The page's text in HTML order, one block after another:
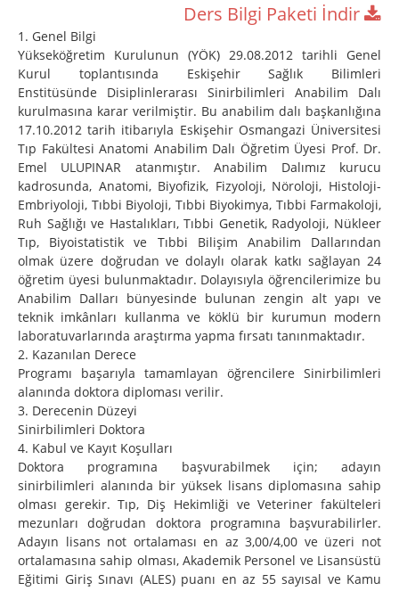
Ders Bilgi Paketi İndir
1. Genel Bilgi
Yükseköğretim Kurulunun (YÖK) 29.08.2012 tarihli Genel
Kurul toplantısında Eskişehir Sağlık Bilimleri
Enstitüsünde Disiplinlerarası Sinirbilimleri Anabilim Dalı
kurulmasına karar verilmiştir. Bu anabilim dalı başkanlığına
17.10.2012 tarih itibarıyla Eskişehir Osmangazi Üniversitesi
Tıp Fakültesi Anatomi Anabilim Dalı Öğretim Üyesi Prof. Dr.
Emel ULUPINAR atanmıştır. Anabilim Dalımız kurucu
kadrosunda, Anatomi, Biyofizik, Fizyoloji, Nöroloji, Histoloji-
Embriyoloji, Tıbbi Biyoloji, Tıbbi Biyokimya, Tıbbi Farmakoloji,
Ruh Sağlığı ve Hastalıkları, Tıbbi Genetik, Radyoloji, Nükleer
Tıp, Biyoistatistik ve Tıbbi Bilişim Anabilim Dallarından
olmak üzere doğrudan ve dolaylı olarak katkı sağlayan 24
öğretim üyesi bulunmaktadır. Dolayısıyla öğrencilerimize bu
Anabilim Dalları bünyesinde bulunan zengin alt yapı ve
teknik imkânları kullanma ve köklü bir kurumun modern
laboratuvarlarında araştırma yapma fırsatı tanınmaktadır.
2. Kazanılan Derece
Programı başarıyla tamamlayan öğrencilere Sinirbilimleri
alanında doktora diploması verilir.
3. Derecenin Düzeyi
Sinirbilimleri Doktora
4. Kabul ve Kayıt Koşulları
Doktora programına başvurabilmek için; adayın
sinirbilimleri alanında bir yüksek lisans diplomasına sahip
olması gerekir. Tıp, Diş Hekimliği ve Veteriner fakülteleri
mezunları doğrudan doktora programına başvurabilirler.
Adayın lisans not ortalaması en az 3,00/4,00 ve üzeri not
ortalamasına sahip olması, Akademik Personel ve Lisansüstü
Eğitimi Giriş Sınavı (ALES) puanı en az 55 sayısal ve Kamu